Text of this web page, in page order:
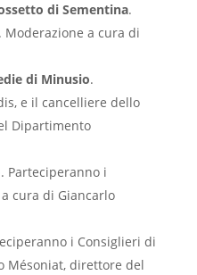
di Sementina.
Moderazione a cura di
di Minusio.
e il cancelliere dello
Dipartimento
. Parteciperanno i
cura di Giancarlo
i Consiglieri di
Mésoniat, direttore del